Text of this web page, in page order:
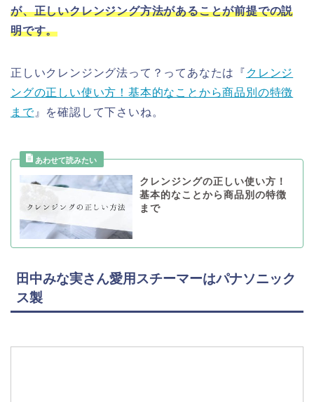
が、正しいクレンジング方法があることが前提での説
明です。
正しいクレンジング法って？ってあなたは『 クレンジ
ングの正しい使い方！基本的なことから商品別の特徴
まで』を確認して下さいね。
クレンジングの正しい使い方！
基本的なことから商品別の特徴
まで
田中みな実さん愛用スチーマーはパナソニック
ス製